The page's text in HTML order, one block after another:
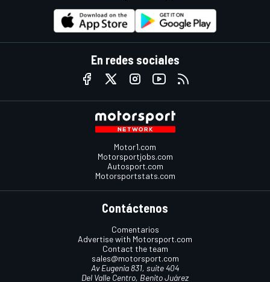
En redes sociales
Motor1.com
Motorsportjobs.com
Autosport.com
Motorsportstats.com
Contáctenos
Comentarios
Advertise with Motorsport.com
Contact the team
sales@motorsport.com
Av Eugenia 831, suite 404
Del Valle Centro, Benito Juárez